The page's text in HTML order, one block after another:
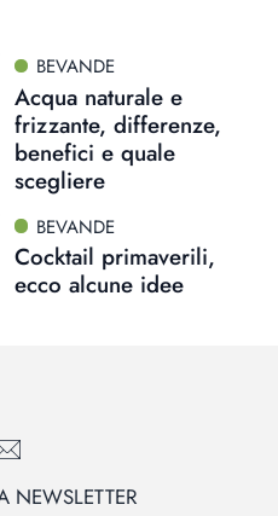
BEVANDE
Acqua naturale e
frizzante, differenze,
benefici e quale
scegliere
BEVANDE
Cocktail primaverili,
ecco alcune idee
NEWSLETTER